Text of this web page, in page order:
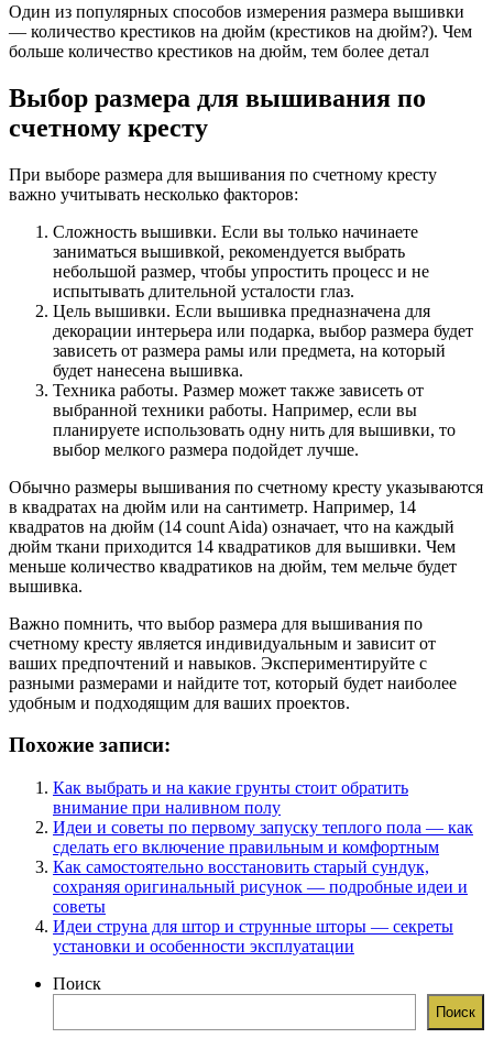
Один из популярных способов измерения размера вышивки
— количество крестиков на дюйм (крестиков на дюйм?). Чем
больше количество крестиков на дюйм, тем более детал
Выбор размера для вышивания по
счетному кресту
При выборе размера для вышивания по счетному кресту
важно учитывать несколько факторов:
Сложность вышивки. Если вы только начинаете
заниматься вышивкой, рекомендуется выбрать
небольшой размер, чтобы упростить процесс и не
испытывать длительной усталости глаз.
Цель вышивки. Если вышивка предназначена для
декорации интерьера или подарка, выбор размера будет
зависеть от размера рамы или предмета, на который
будет нанесена вышивка.
Техника работы. Размер может также зависеть от
выбранной техники работы. Например, если вы
планируете использовать одну нить для вышивки, то
выбор мелкого размера подойдет лучше.
Обычно размеры вышивания по счетному кресту указываются
в квадратах на дюйм или на сантиметр. Например, 14
квадратов на дюйм (14 count Aida) означает, что на каждый
дюйм ткани приходится 14 квадратиков для вышивки. Чем
меньше количество квадратиков на дюйм, тем мельче будет
вышивка.
Важно помнить, что выбор размера для вышивания по
счетному кресту является индивидуальным и зависит от
ваших предпочтений и навыков. Экспериментируйте с
разными размерами и найдите тот, который будет наиболее
удобным и подходящим для ваших проектов.
Похожие записи:
Как выбрать и на какие грунты стоит обратить
внимание при наливном полу
Идеи и советы по первому запуску теплого пола — как
сделать его включение правильным и комфортным
Как самостоятельно восстановить старый сундук,
сохраняя оригинальный рисунок — подробные идеи и
советы
Идеи струна для штор и струнные шторы — секреты
установки и особенности эксплуатации
Поиск
Поиск